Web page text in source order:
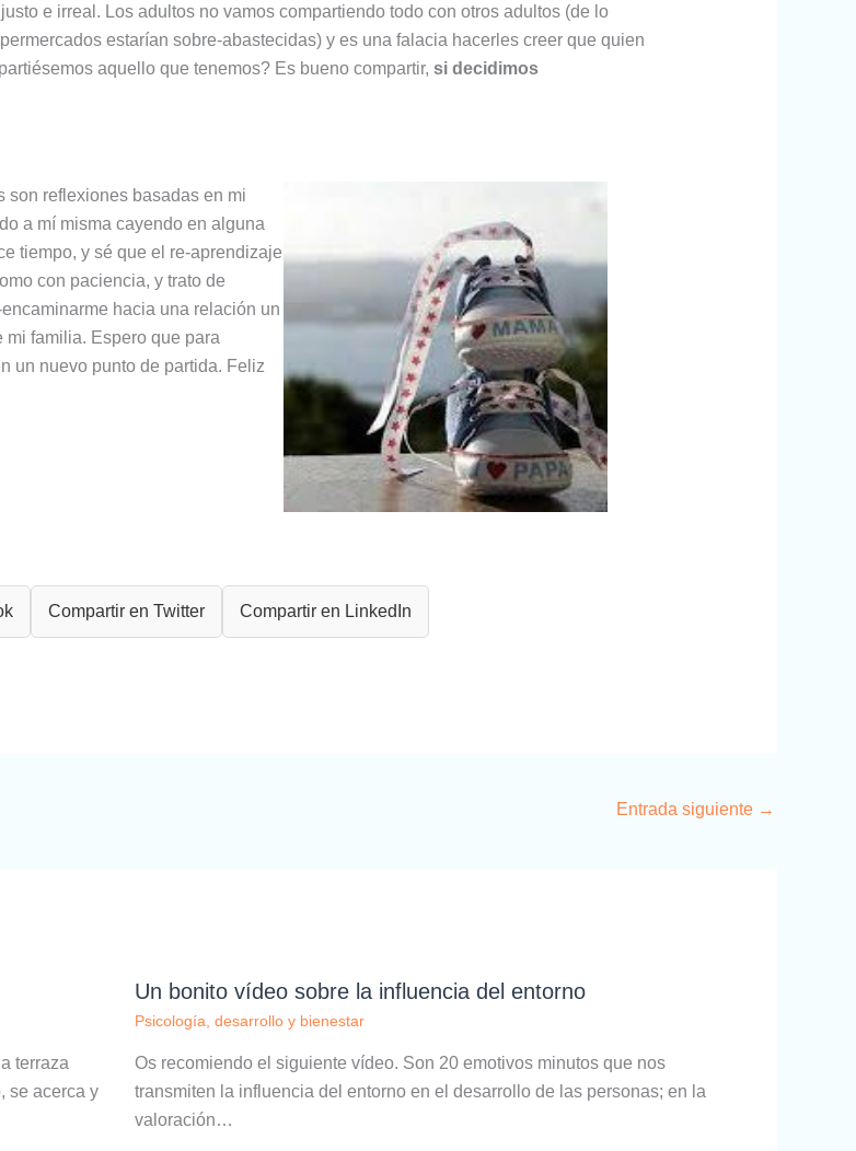
e irreal. Los adultos no vamos compartiendo todo con otros adultos (de lo
estarían sobre-abastecidas) y es una falacia hacerles creer que quien
aquello que tenemos? Es bueno compartir, si decidimos
son reflexiones basadas en mi
a mí misma cayendo en alguna
tiempo, y sé que el re-aprendizaje
con paciencia, y trato de
hacia una relación un
mi familia. Espero que para
un nuevo punto de partida. Feliz
Compartir en Twitter Compartir en LinkedIn
Entrada siguiente →
terraza
se acerca y
Un bonito vídeo sobre la influencia del entorno
Psicología, desarrollo y bienestar
Os recomiendo el siguiente vídeo. Son 20 emotivos minutos que nos
transmiten la influencia del entorno en el desarrollo de las personas; en la
valoración…